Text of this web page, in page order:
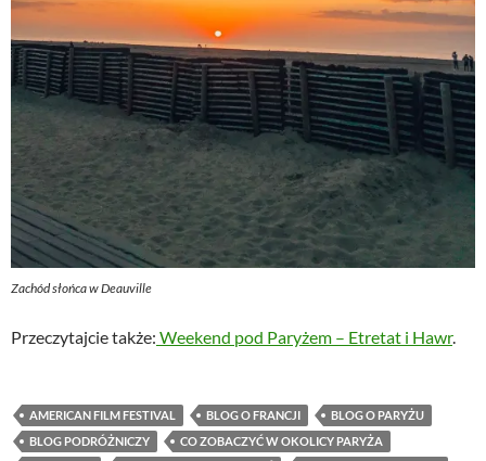
Zachód słońca w Deauville
Przeczytajcie także: Weekend pod Paryżem – Etretat i Hawr.
AMERICAN FILM FESTIVAL BLOG O FRANCJI
BLOG O PARYŻU
BLOG PODRÓŻNICZY
CO ZOBACZYĆ W OKOLICY PARYŻA